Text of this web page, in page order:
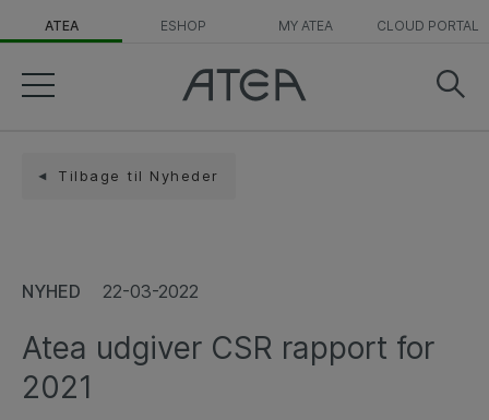
ATEA ESHOP MY ATEA CLOUD PORTAL
Tilbage til Nyheder
NYHED 22-03-2022
Atea udgiver CSR rapport for
2021